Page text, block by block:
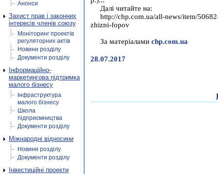
Анонси
Захист прав і законних
інтересів членів союзу
Моніторинг проектів
регуляторних актів
Новини розділу
Документи розділу
Інформаційно-
маркетингова підтримка
малого бізнесу
Інфраструктура
малого бізнесу
Школа
підприємництва
Документи розділу
Міжнародні відносини
Новини розділу
Документи розділу
Інвестиційні проекти
Далі читайте на:
http://chp.com.ua/all-news/item/
zhizni-fopov
За матеріалами chp.com.ua
28.07.2017